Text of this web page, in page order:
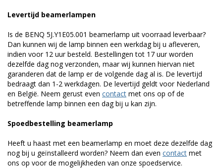
Levertijd beamerlampen
Is de BENQ 5J.Y1E05.001 beamerlamp uit voorraad leverbaar?
Dan kunnen wij de lamp binnen een werkdag bij u afleveren,
indien voor 12 uur besteld. Bestellingen tot 17 uur worden
dezelfde dag nog verzonden, maar wij kunnen hiervan niet
garanderen dat de lamp er de volgende dag al is. De levertijd
bedraagt dan 1-2 werkdagen. De levertijd geldt voor Nederland
en België. Neem gerust even contact met ons op of de
betreffende lamp binnen een dag bij u kan zijn.
Spoedbestelling beamerlamp
Heeft u haast met een beamerlamp en moet deze dezelfde dag
nog bij u geïnstalleerd worden? Neem dan even contact met
ons op voor de mogelijkheden van onze spoedservice.